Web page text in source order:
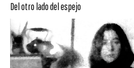
Del otro lado del espejo